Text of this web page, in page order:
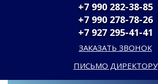
+7 990 282-38-85
+7 990 278-78-26
+7 927 295-41-41
ЗАКАЗАТЬ ЗВОНОК
ПИСЬМО ДИРЕКТОРУ